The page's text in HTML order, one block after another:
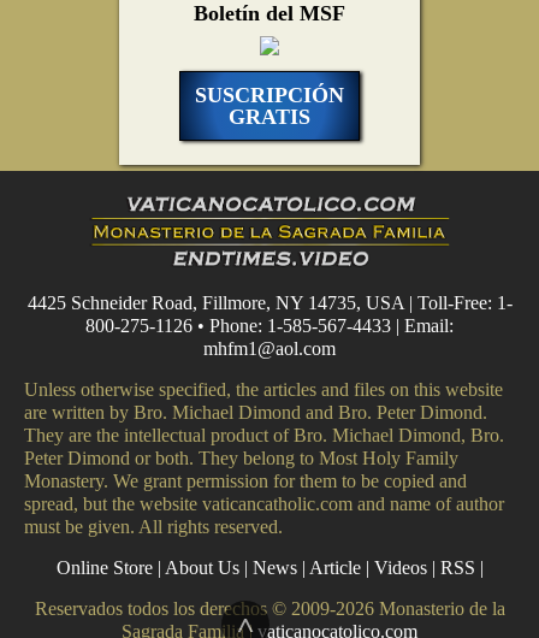
^
Boletín del MSF
SUSCRIPCIÓN
GRATIS
4425 Schneider Road, Fillmore, NY 14735, USA | Toll-Free: 1-
800-275-1126 • Phone: 1-585-567-4433 | Email:
mhfm1@aol.com
Unless otherwise specified, the articles and files on this website
are written by Bro. Michael Dimond and Bro. Peter Dimond.
They are the intellectual product of Bro. Michael Dimond, Bro.
Peter Dimond or both. They belong to Most Holy Family
Monastery. We grant permission for them to be copied and
spread, but the website vaticancatholic.com and name of author
must be given. All rights reserved.
Online Store| About Us| News| Article| Videos| RSS |
Reservados todos los derechos © 2009-2026 Monasterio de la
Sagrada Familia | vaticanocatolico.com